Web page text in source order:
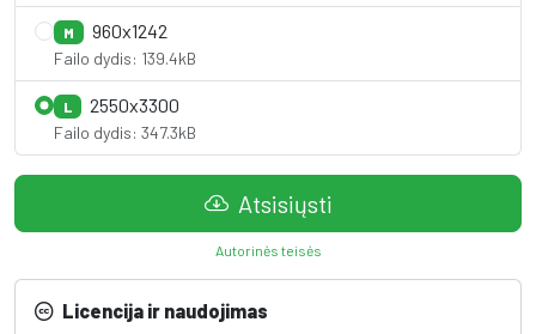
M 960x1242
Failo dydis: 139.4kB
L 2550x3300
Failo dydis: 347.3kB
Atsisiųsti
Autorinės teisės
Licencija ir naudojimas